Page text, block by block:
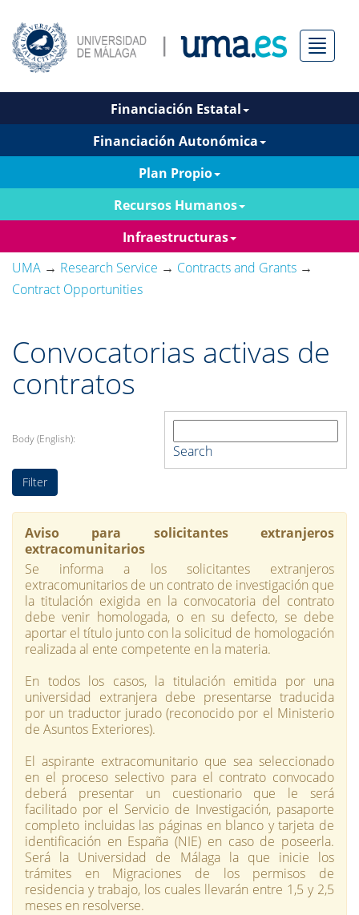
Menú
Financiación Estatal
Financiación Autonómica
Plan Propio
Recursos Humanos
Infraestructuras
UMA → Research Service → Contracts and Grants →
Contract Opportunities
Convocatorias activas de
contratos
Body (English):
Search
Aviso para solicitantes extranjeros
extracomunitarios
Se informa a los solicitantes extranjeros
extracomunitarios de un contrato de investigación que
la titulación exigida en la convocatoria del contrato
debe venir homologada, o en su defecto, se debe
aportar el título junto con la solicitud de homologación
realizada al ente competente en la materia.
En todos los casos, la titulación emitida por una
universidad extranjera debe presentarse traducida
por un traductor jurado (reconocido por el Ministerio
de Asuntos Exteriores).
El aspirante extracomunitario que sea seleccionado
en el proceso selectivo para el contrato convocado
deberá presentar un cuestionario que le será
facilitado por el Servicio de Investigación, pasaporte
completo incluidas las páginas en blanco y tarjeta de
identificación en España (NIE) en caso de poseerla.
Será la Universidad de Málaga la que inicie los
trámites en Migraciones de los permisos de
residencia y trabajo, los cuales llevarán entre 1,5 y 2,5
meses en resolverse.